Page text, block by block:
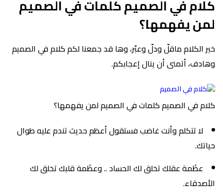
كلام في الصميم كلمات في الصميم
لمن يفهمها؟
خير الكلام ماقلّ ودلّ وعبّر، وها قد جمعنا لكم كلام في الصميم
وهادف، أتمنى أن ينال إعجابكم.
كلام في الصميم كلمات في الصميم لمن يفهمها؟
لا تتكلم وأنت غاضب فستقول أعظم حديث تندم عليه طوال
حياتك.
عظَمة عقلك تخلق لك الحساد .. وعظَمة قلبك تخلق لك
الأصدقاء.